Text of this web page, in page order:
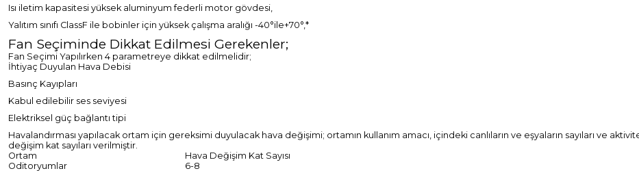
Isı iletim kapasitesi yüksek aluminyum federli motor gövdesi,
Yalıtım sınıfı ClassF ile bobinler için yüksek çalışma aralığı -40°ile+70°,*
Fan Seçiminde Dikkat Edilmesi Gerekenler;
Fan Seçimi Yapılırken 4 parametreye dikkat edilmelidir;
İhtiyaç Duyulan Hava Debisi
Basınç Kayıpları
Kabul edilebilir ses seviyesi
Elektriksel güç bağlantı tipi
Havalandırması yapılacak ortam için gereksimi duyulacak hava değişimi; ortamın kullanım amacı, içindeki canlıların ve eşyaların sayıları ve
değişim kat sayıları verilmiştir.
Ortam
Hava Değişim Kat Sayısı
Oditoryumlar
6-8